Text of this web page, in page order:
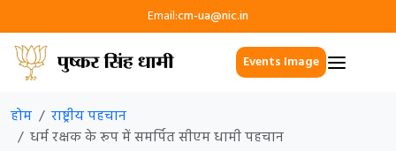
Email:cm-ua@nic.in
Events Image
होम
राष्ट्रीय पहचान
धर्म रक्षक के रूप में समर्पित सीएम धामी पहचान